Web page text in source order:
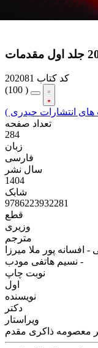
کد کتاب 202081
(100 )
انتشارات حیدری )
تعداد صفحه
284
زبان
فارسی
سال نشر
1404
شابک
9786223932281
قطع
وزیری
مترجم
پور ملا میرزا
- نسیم هاتفی مودب
نوبت چاپ
اول
نویسنده
دکتر
ویراستار
معصومه ذاکری مقدم